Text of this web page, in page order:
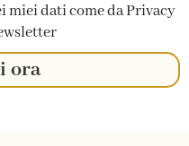
miei dati come da Privacy
ora